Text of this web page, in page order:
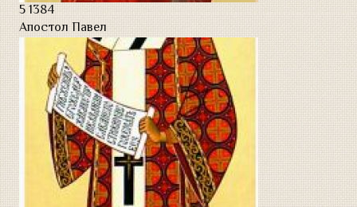
51384
Апостол Павел